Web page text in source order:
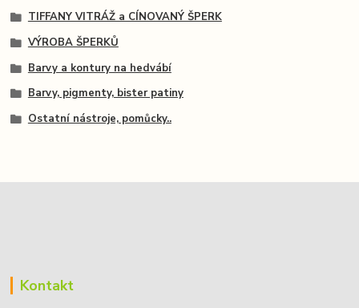
TIFFANY VITRÁŽ a CÍNOVANÝ ŠPERK
VÝROBA ŠPERKŮ
Barvy a kontury na hedvábí
Barvy, pigmenty, bister patiny
Ostatní nástroje, pomůcky..
Kontakt